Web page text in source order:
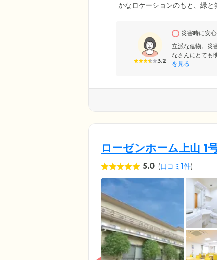
かなロケーションのもと、緑
時も併設する事業所のスタッ
3.2
災害時に安
立派な建物。災
なさんにとても
を見る
ローゼンホーム上山 1
5.0 (口コミ1件)